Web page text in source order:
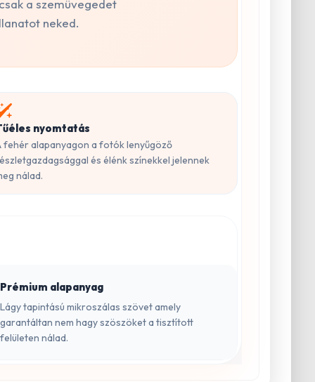
a szemüvegedet
neked.
nyomtatás
fehér alapanyagon a fotók lenyűgöző
és élénk színekkel jelennek
nálad.
Prémium alapanyag
Lágy tapintású mikroszálas szövet amely
garantáltan nem hagy szöszöket a tisztított
felületen nálad.